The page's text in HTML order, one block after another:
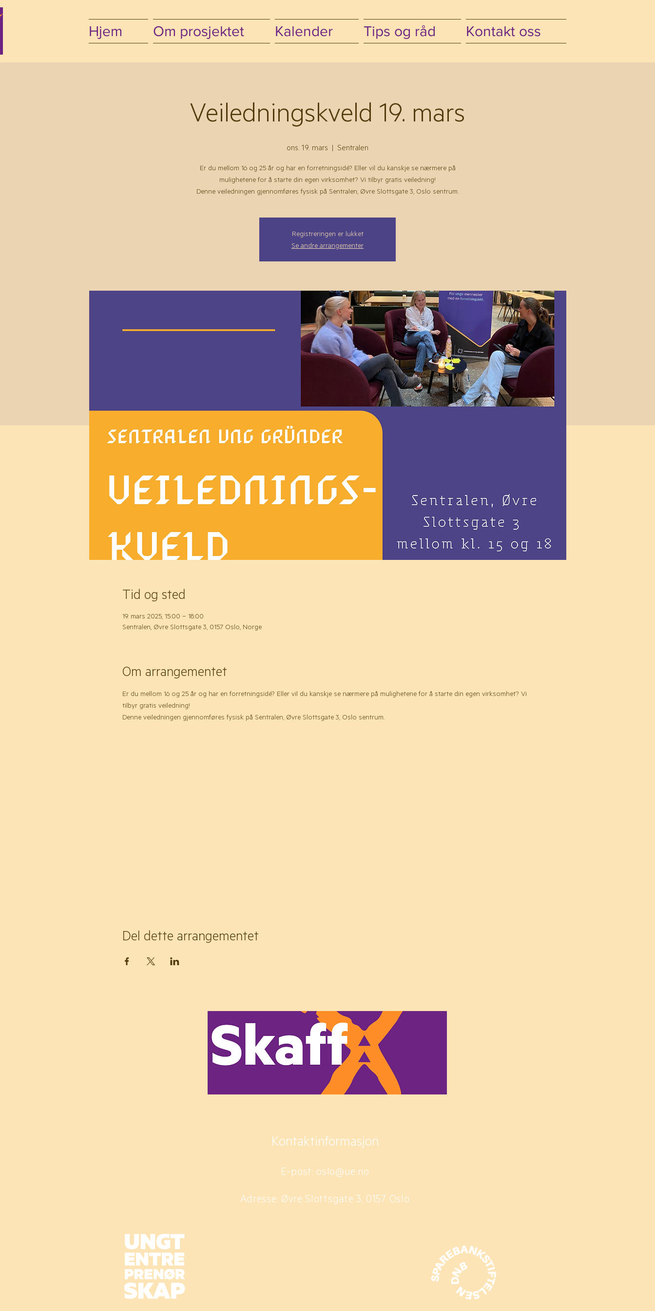
Hjem Om prosjektet Kalender Tips og råd Kontakt oss
Veiledningskveld 19. mars
ons. 19. mars
  |
Sentralen
Er du mellom 16 og 25 år og har en forretningsidé? Eller vil du kanskje se nærmere på
mulighetene for å starte din egen virksomhet? Vi tilbyr gratis veiledning!
Denne veiledningen gjennomføres fysisk på Sentralen, Øvre Slottsgate 3, Oslo sentrum.
Registreringen er lukket
Se andre arrangementer
Tid og sted
19. mars 2025, 15:00 – 18:00
Sentralen, Øvre Slottsgate 3, 0157 Oslo, Norge
Om arrangementet
Er du mellom 16 og 25 år og har en forretningsidé? Eller vil du kanskje se nærmere på mulighetene for å starte din egen virksomhet? Vi
tilbyr gratis veiledning!
Denne veiledningen gjennomføres fysisk på Sentralen, Øvre Slottsgate 3, Oslo sentrum.
Del dette arrangementet
Kontaktinformasjon
E-post: oslo@ue.no
Adresse: Øvre Slottsgate 3, 0157 Oslo